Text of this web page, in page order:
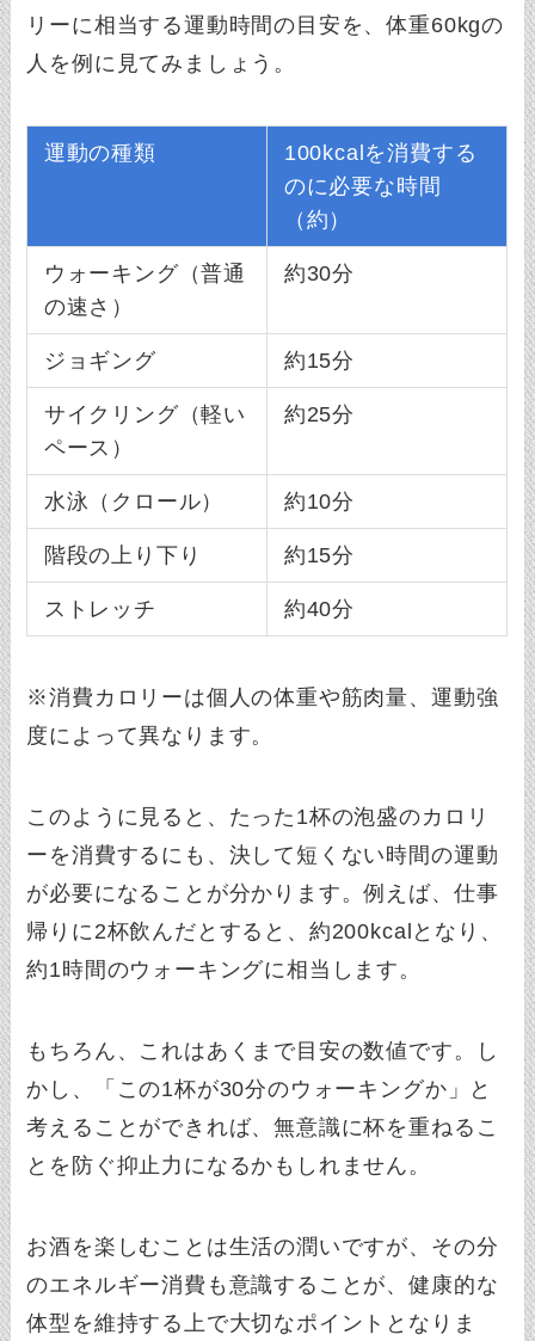
リーに相当する運動時間の目安を、体重60kgの
人を例に見てみましょう。
運動の種類
100kcalを消費する
のに必要な時間
（約）
ウォーキング（普通
の速さ）
約30分
ジョギング 約15分
サイクリング（軽い
ペース）
約25分
水泳（クロール） 約10分
階段の上り下り 約15分
ストレッチ 約40分
※消費カロリーは個人の体重や筋肉量、運動強
度によって異なります。
このように見ると、たった1杯の泡盛のカロリ
ーを消費するにも、決して短くない時間の運動
が必要になることが分かります。例えば、仕事
帰りに2杯飲んだとすると、約200kcalとなり、
約1時間のウォーキングに相当します。
もちろん、これはあくまで目安の数値です。し
かし、「この1杯が30分のウォーキングか」と
考えることができれば、無意識に杯を重ねるこ
とを防ぐ抑止力になるかもしれません。
お酒を楽しむことは生活の潤いですが、その分
のエネルギー消費も意識することが、健康的な
体型を維持する上で大切なポイントとなりま